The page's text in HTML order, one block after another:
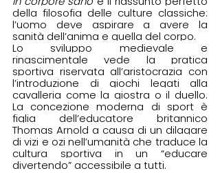
della filosofia delle culture classiche:
l’uomo deve aspirare a avere la
sanità dell’anima e quella del corpo.
Lo sviluppo medievale e
rinascimentale vede la pratica
sportiva riservata all’aristocrazia con
l’introduzione di giochi legati alla
cavalleria come la giostra o il duello.
La concezione moderna di sport è
figlia dell’educatore britannico
Thomas Arnold a causa di un dilagare
di vizi e ozi nell’umanità che traduce la
cultura sportiva in un “educare
divertendo” accessibile a tutti.